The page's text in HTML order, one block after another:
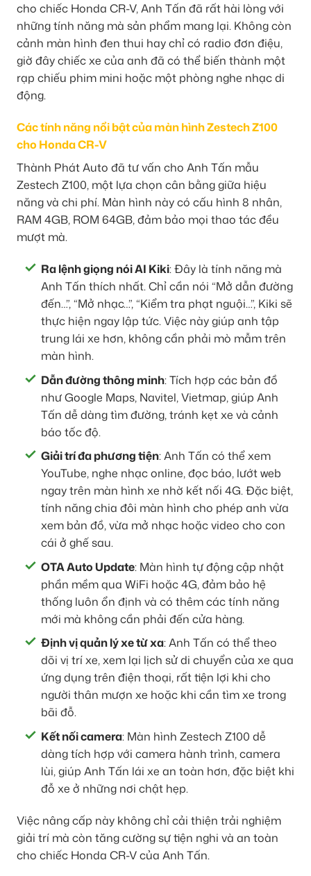
cho chiếc Honda CR-V, Anh Tấn đã rất hài lòng với
những tính năng mà sản phẩm mang lại. Không còn
cảnh màn hình đen thui hay chỉ có radio đơn điệu,
giờ đây chiếc xe của anh đã có thể biến thành một
rạp chiếu phim mini hoặc một phòng nghe nhạc di
động.
Các tính năng nổi bật của màn hình Zestech Z100
cho Honda CR-V
Thành Phát Auto đã tư vấn cho Anh Tấn mẫu
Zestech Z100, một lựa chọn cân bằng giữa hiệu
năng và chi phí. Màn hình này có cấu hình 8 nhân,
RAM 4GB, ROM 64GB, đảm bảo mọi thao tác đều
mượt mà.
Ra lệnh giọng nói AI Kiki: Đây là tính năng mà
Anh Tấn thích nhất. Chỉ cần nói “Mở dẫn đường
đến…”, “Mở nhạc…”, “Kiểm tra phạt nguội…”, Kiki sẽ
thực hiện ngay lập tức. Việc này giúp anh tập
trung lái xe hơn, không cần phải mò mẫm trên
màn hình.
Dẫn đường thông minh: Tích hợp các bản đồ
như Google Maps, Navitel, Vietmap, giúp Anh
Tấn dễ dàng tìm đường, tránh kẹt xe và cảnh
báo tốc độ.
Giải trí đa phương tiện: Anh Tấn có thể xem
YouTube, nghe nhạc online, đọc báo, lướt web
ngay trên màn hình xe nhờ kết nối 4G. Đặc biệt,
tính năng chia đôi màn hình cho phép anh vừa
xem bản đồ, vừa mở nhạc hoặc video cho con
cái ở ghế sau.
OTA Auto Update: Màn hình tự động cập nhật
phần mềm qua WiFi hoặc 4G, đảm bảo hệ
thống luôn ổn định và có thêm các tính năng
mới mà không cần phải đến cửa hàng.
Định vị quản lý xe từ xa: Anh Tấn có thể theo
dõi vị trí xe, xem lại lịch sử di chuyển của xe qua
ứng dụng trên điện thoại, rất tiện lợi khi cho
người thân mượn xe hoặc khi cần tìm xe trong
bãi đỗ.
Kết nối camera: Màn hình Zestech Z100 dễ
dàng tích hợp với camera hành trình, camera
lùi, giúp Anh Tấn lái xe an toàn hơn, đặc biệt khi
đỗ xe ở những nơi chật hẹp.
Việc nâng cấp này không chỉ cải thiện trải nghiệm
giải trí mà còn tăng cường sự tiện nghi và an toàn
cho chiếc Honda CR-V của Anh Tấn.